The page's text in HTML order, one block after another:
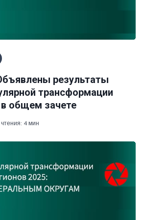
результаты
трансформации
общем зачете
4 мин